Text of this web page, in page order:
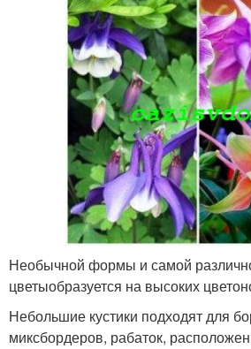
Необычной формы и самой
цветыобразуется на высоких
Небольшие кустики подходят для
миксбордеров, рабаток,